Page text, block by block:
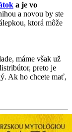
a je vo
a novou by ste
ktorá môže
máme však už
preto je
Ak ho chcete mať,